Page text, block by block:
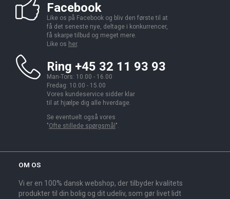
Facebook
Like os på Facebook og bliv den første til at
få det seneste nye, deltage i konkurrencer,
få skarpe tilbud og meget mere.
Like os her.
Ring +45 32 11 93 93
Man-Tors: 10.00 - 16.00
Fredag: 10.00 - 15.00
Vores kundeservice sidder klar
til at hjælpe dig alle hverdage.
Se eventuelt også vores
"Ofte stillede spørgsmål ".
OM OS
Vi er en 100% dansk webshop, der tilbyder kvalitets
produkter til din bolig og dit udeliv, som gør livet lidt